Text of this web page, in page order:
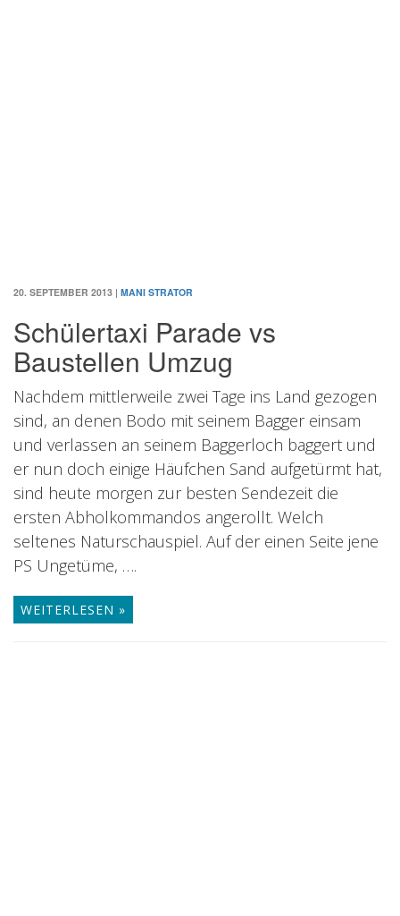
20. SEPTEMBER 2013 | MANI STRATOR
Schülertaxi Parade vs
Baustellen Umzug
Nachdem mittlerweile zwei Tage ins Land gezogen
sind, an denen Bodo mit seinem Bagger einsam
und verlassen an seinem Baggerloch baggert und
er nun doch einige Häufchen Sand aufgetürmt hat,
sind heute morgen zur besten Sendezeit die
ersten Abholkommandos angerollt. Welch
seltenes Naturschauspiel. Auf der einen Seite jene
PS Ungetüme, ….
WEITERLESEN »